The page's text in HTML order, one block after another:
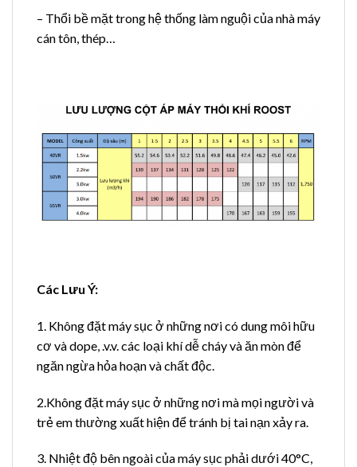
– Thổi bề mặt trong hệ thống làm nguội của nhà máy
cán tôn, thép…
Các Lưu Ý:
1. Không đặt máy sục ở những nơi có dung môi hữu
cơ và dope, .v.v. các loại khí dễ cháy và ăn mòn để
ngăn ngừa hỏa hoạn và chất độc.
2.Không đặt máy sục ở những nơi mà mọi người và
trẻ em thường xuất hiện để tránh bị tai nạn xảy ra.
3. Nhiệt độ bên ngoài của máy sục phải dưới 40°C,